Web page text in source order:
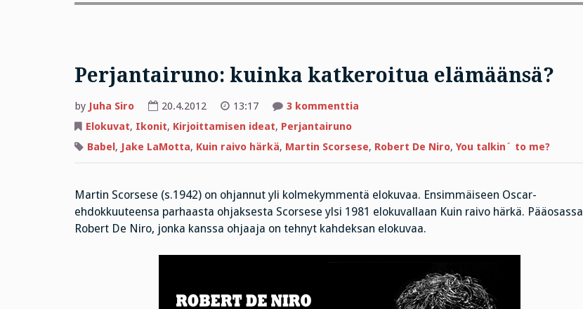
Perjantairuno: kuinka katkeroitua elämäänsä?
by Juha Siro 20.4.2012 13:17 3 kommenttiaartikkeliin
elämäänsä?
Elokuvat, Ikonit, Kirjoittamisen ideat, Perjantairuno
Babel, Jake LaMotta, Kuin raivo härkä, Martin Scorsese, Robert De Niro, You talkin´ to me?
Martin Scorsese (s.1942) on ohjannut yli kolmekymmentä elokuvaa. Ensimmäiseen Oscar-
ehdokkuuteensa parhaasta ohjaksesta Scorsese ylsi 1981 elokuvallaan Kuin raivo härkä. Pääosassa
Robert De Niro, jonka kanssa ohjaaja on tehnyt kahdeksan elokuvaa.